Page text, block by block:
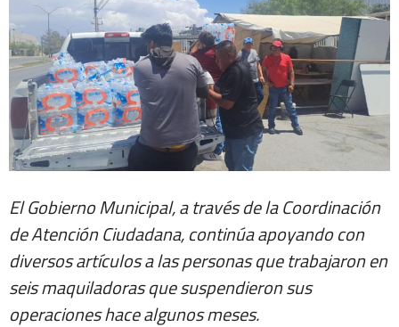
El Gobierno Municipal, a través de la Coordinación
de Atención Ciudadana, continúa apoyando con
diversos artículos a las personas que trabajaron en
seis maquiladoras que suspendieron sus
operaciones hace algunos meses.